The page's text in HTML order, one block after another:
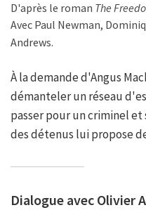
D'après le roman The
Avec Paul Newman,
Andrews.
À la demande d'Angus
démanteler un réseau
passer pour un criminel
des détenus lui propose
Dialogue avec Olivier